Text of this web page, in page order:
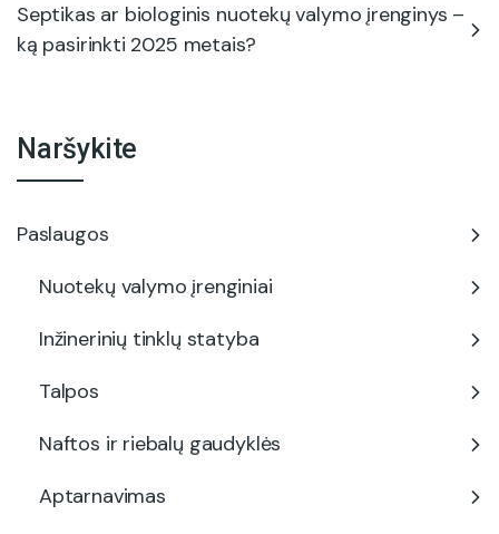
Septikas ar biologinis nuotekų valymo įrenginys –
ką pasirinkti 2025 metais?
Naršykite
Paslaugos
Nuotekų valymo įrenginiai
Inžinerinių tinklų statyba
Talpos
Naftos ir riebalų gaudyklės
Aptarnavimas